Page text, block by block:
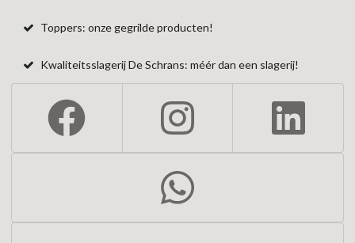
Toppers: onze gegrilde producten!
Kwaliteitsslagerij De Schrans: méér dan een slagerij!